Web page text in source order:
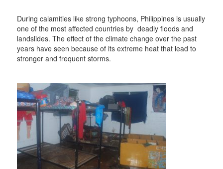
During calamities like strong typhoons, Philippines is usually
one of the most affected countries by deadly floods and
landslides. The effect of the climate change over the past
years have seen because of its extreme heat that lead to
stronger and frequent storms.